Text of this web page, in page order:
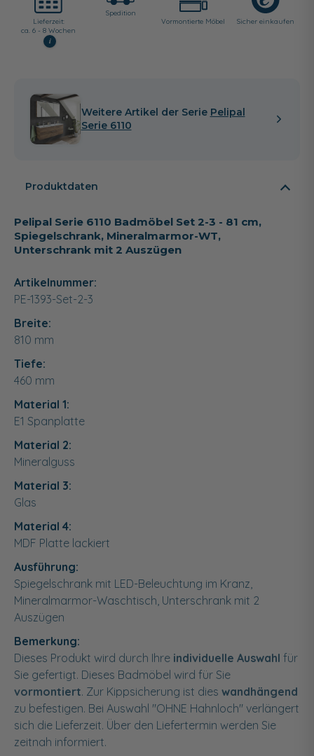
Lieferzeit:
ca. 6 - 8 Wochen
i
Spedition
Vormontierte Möbel
Sicher einkaufen
Weitere Artikel der Serie Pelipal
Serie 6110
Produktdaten
Pelipal Serie 6110 Badmöbel Set 2-3 - 81 cm,
Spiegelschrank, Mineralmarmor-WT,
Unterschrank mit 2 Auszügen
Artikelnummer:
PE-1393-Set-2-3
Breite:
810 mm
Tiefe:
460 mm
Material 1:
E1 Spanplatte
Material 2:
Mineralguss
Material 3:
Glas
Material 4:
MDF Platte lackiert
Ausführung:
Spiegelschrank mit LED-Beleuchtung im Kranz,
Mineralmarmor-Waschtisch, Unterschrank mit 2
Auszügen
Bemerkung:
Dieses Produkt wird durch Ihre individuelle Auswahl für
Sie gefertigt. Dieses Badmöbel wird für Sie
vormontiert. Zur Kippsicherung ist dies wandhängend
zu befestigen. Bei Auswahl "OHNE Hahnloch" verlängert
sich die Lieferzeit. Über den Liefertermin werden Sie
zeitnah informiert.